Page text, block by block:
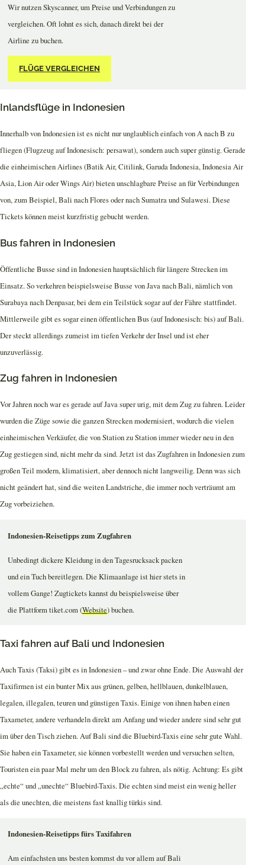
Wir nutzen Skyscanner, um Preise und Verbindungen zu
vergleichen. Oft lohnt es sich, danach direkt bei der
Airline zu buchen.
FLÜGE VERGLEICHEN
Inlandsflüge in Indonesien
Innerhalb von Indonesien ist es nicht nur unglaublich einfach von A nach B zu
fliegen (Flugzeug auf Indonesisch: persawat), sondern auch super günstig. Gerade
die einheimischen Airlines (Batik Air, Citilink, Garuda Indonesia, Indonesia Air
Asia, Lion Air oder Wings Air) bieten unschlagbare Preise an für Verbindungen
von, zum Beispiel, Bali nach Flores oder nach Sumatra und Sulawesi. Diese
Tickets können meist kurzfristig gebucht werden.
Bus fahren in Indonesien
Öffentliche Busse sind in Indonesien hauptsächlich für längere Strecken im
Einsatz. So verkehren beispielsweise Busse von Java nach Bali, nämlich von
Surabaya nach Denpasar, bei dem ein Teilstück sogar auf der Fähre stattfindet.
Mittlerweile gibt es sogar einen öffentlichen Bus (auf Indonesisch: bis) auf Bali.
Der steckt allerdings zumeist im tiefen Verkehr der Insel und ist eher
unzuverlässig.
Zug fahren in Indonesien
Vor Jahren noch war es gerade auf Java super urig, mit dem Zug zu fahren. Leider
wurden die Züge sowie die ganzen Strecken modernisiert, wodurch die vielen
einheimischen Verkäufer, die von Station zu Station immer wieder neu in den
Zug gestiegen sind, nicht mehr da sind. Jetzt ist das Zugfahren in Indonesien zum
großen Teil modern, klimatisiert, aber dennoch nicht langweilig. Denn was sich
nicht geändert hat, sind die weiten Landstriche, die immer noch verträumt am
Zug vorbeiziehen.
Indonesien-Reisetipps zum Zugfahren
Unbedingt dickere Kleidung in den Tagesrucksack packen
und ein Tuch bereitlegen. Die Klimaanlage ist hier stets in
vollem Gange! Zugtickets kannst du beispielsweise über
die Plattform tiket.com (Website) buchen.
Taxi fahren auf Bali und Indonesien
Auch Taxis (Taksi) gibt es in Indonesien – und zwar ohne Ende. Die Auswahl der
Taxifirmen ist ein bunter Mix aus grünen, gelben, hellblauen, dunkelblauen,
legalen, illegalen, teuren und günstigen Taxis. Einige von ihnen haben einen
Taxameter, andere verhandeln direkt am Anfang und wieder andere sind sehr gut
im über den Tisch ziehen. Auf Bali sind die Bluebird-Taxis eine sehr gute Wahl.
Sie haben ein Taxameter, sie können vorbestellt werden und versuchen selten,
Touristen ein paar Mal mehr um den Block zu fahren, als nötig. Achtung: Es gibt
„echte“ und „unechte“ Bluebird-Taxis. Die echten sind meist ein wenig heller
als die unechten, die meistens fast knallig türkis sind.
Indonesien-Reisetipps fürs Taxifahren
Am einfachsten uns besten kommst du vor allem auf Bali